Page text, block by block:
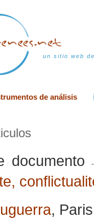
un sitio web
de análisis
documento
,